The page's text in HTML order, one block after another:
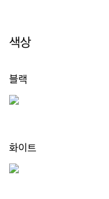
색상
블랙
화이트